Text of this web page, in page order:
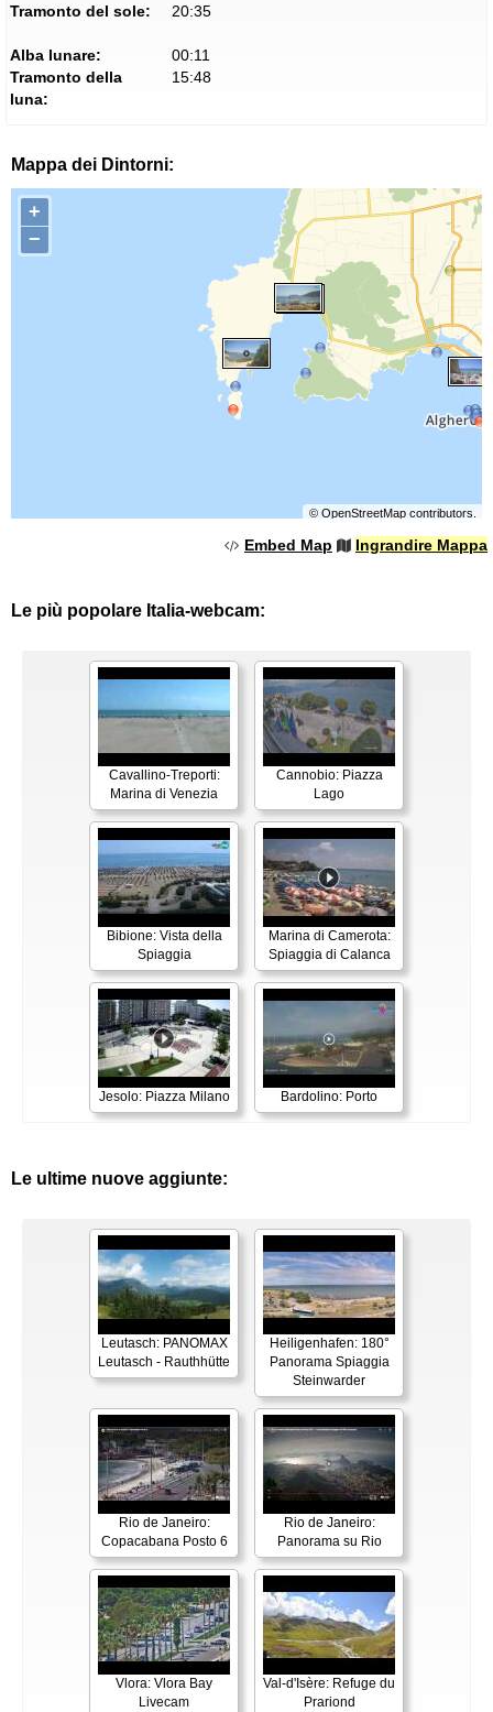
Tramonto del sole:
20:35
Alba lunare:
00:11
Tramonto della
luna:
15:48
Mappa dei Dintorni:
+
−
© OpenStreetMapcontributors.
Embed Map Ingrandire Mappa
Le più popolare Italia-webcam:
Cavallino-Treporti:
Marina di Venezia
Cannobio: Piazza
Lago
Bibione: Vista della
Spiaggia
Marina di Camerota:
Spiaggia di Calanca
Jesolo: Piazza Milano Bardolino: Porto
Le ultime nuove aggiunte:
Leutasch: PANOMAX
Leutasch - Rauthhütte
Heiligenhafen: 180°
Panorama Spiaggia
Steinwarder
Rio de Janeiro:
Copacabana Posto 6
Rio de Janeiro:
Panorama su Rio
Vlora: Vlora Bay
Livecam
Val-d'Isère: Refuge du
Prariond